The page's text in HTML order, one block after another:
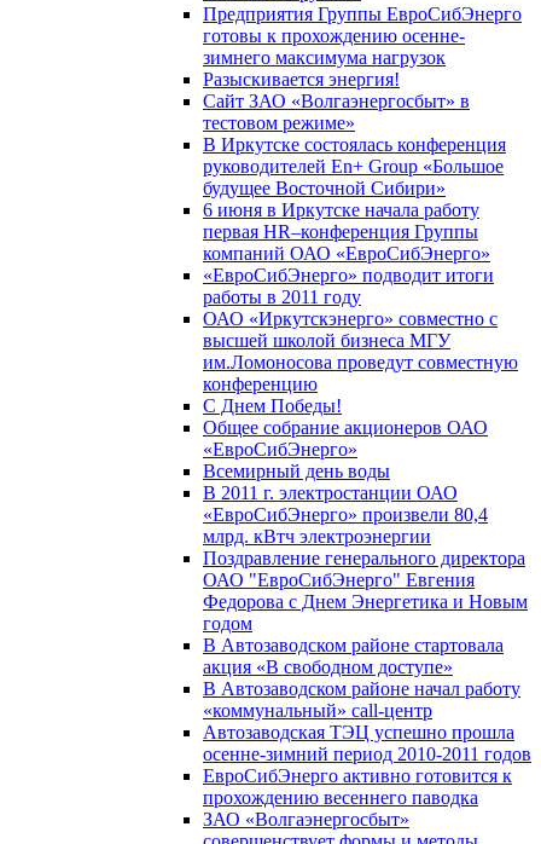
Предприятия Группы ЕвроСибЭнерго
готовы к прохождению осенне-
зимнего максимума нагрузок
Разыскивается энергия!
Сайт ЗАО «Волгаэнергосбыт» в
тестовом режиме»
В Иркутске состоялась конференция
руководителей En+ Group «Большое
будущее Восточной Сибири»
6 июня в Иркутске начала работу
первая HR–конференция Группы
компаний ОАО «ЕвроСибЭнерго»
«ЕвроСибЭнерго» подводит итоги
работы в 2011 году
ОАО «Иркутскэнерго» совместно с
высшей школой бизнеса МГУ
им.Ломоносова проведут совместную
конференцию
С Днем Победы!
Общее собрание акционеров ОАО
«ЕвроСибЭнерго»
Всемирный день воды
В 2011 г. электростанции ОАО
«ЕвроСибЭнерго» произвели 80,4
млрд. кВтч электроэнергии
Поздравление генерального директора
ОАО "ЕвроСибЭнерго" Евгения
Федорова с Днем Энергетика и Новым
годом
В Автозаводском районе стартовала
акция «В свободном доступе»
В Автозаводском районе начал работу
«коммунальный» call-центр
Автозаводская ТЭЦ успешно прошла
осенне-зимний период 2010-2011 годов
ЕвроСибЭнерго активно готовится к
прохождению весеннего паводка
ЗАО «Волгаэнергосбыт»